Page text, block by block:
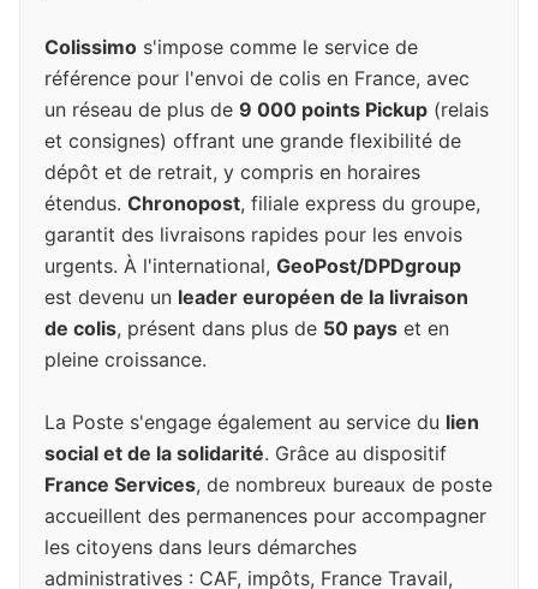
Colissimo s'impose comme le service de
référence pour l'envoi de colis en France, avec
un réseau de plus de 9 000 points Pickup (relais
et consignes) offrant une grande flexibilité de
dépôt et de retrait, y compris en horaires
étendus. Chronopost, filiale express du groupe,
garantit des livraisons rapides pour les envois
urgents. À l'international, GeoPost/DPDgroup
est devenu un leader européen de la livraison
de colis, présent dans plus de 50 pays et en
pleine croissance.
La Poste s'engage également au service du lien
social et de la solidarité. Grâce au dispositif
France Services, de nombreux bureaux de poste
accueillent des permanences pour accompagner
les citoyens dans leurs démarches
administratives : CAF, impôts, France Travail,